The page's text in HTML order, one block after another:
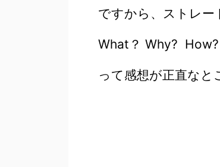
ですから、ストレー
What？ Why? How?
って感想が正直なと